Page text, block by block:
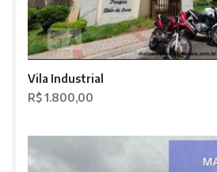
Vila Industrial
R$ 1.800,00